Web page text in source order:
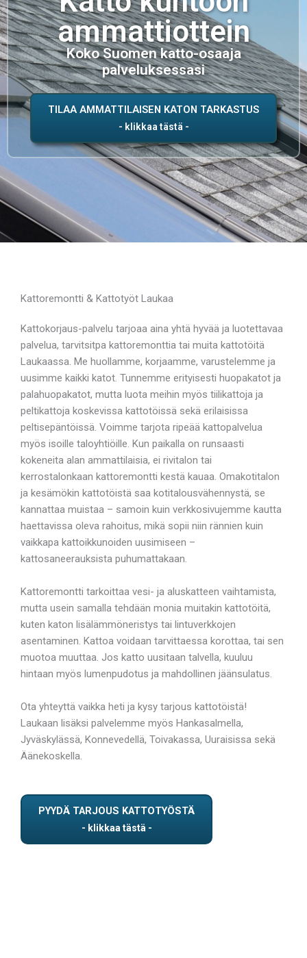
ammattiottein
Koko Suomen katto-osaaja
palveluksessasi
TILAA AMMATTILAISEN KATON TARKASTUS
Kattoremontti & Kattotyöt Laukaa
Kattokorjaus-palvelu tarjoaa aina yhtä hyvää ja luotettavaa
palvelua, tarvitsitpa kattoremonttia tai muita kattotöitä
Laukaassa. Me huollamme, korjaamme, varustelemme ja
uusimme kaikki katot. Tunnemme erityisesti huopakatot ja
palahuopakatot, mutta luota meihin myös tiilikattoja ja
peltikattoja koskevissa kattotöissä sekä erilaisissa
peltisepäntöissä. Voimme tarjota ripeää kattopalvelua
myös isoille taloyhtiöille. Kun paikalla on runsaasti
kokeneita alan ammattilaisia, ei rivitalon tai
kerrostalonkaan kattoremontti kestä kauaa. Omakotitalon
ja kesämökin kattotöistä saa kotitalousvähennystä, se
kannattaa muistaa – samoin kuin verkkosivujemme kautta
haettavissa oleva rahoitus, mikä sopii niin rännien kuin
vaikkapa kattoikkunoiden uusimiseen –
kattosaneerauksista puhumattakaan.
Kattoremontti tarkoittaa vesi- ja aluskatteen vaihtamista,
mutta usein samalla tehdään monia muitakin kattotöitä,
kuten katon lisälämmöneristys tai lintuverkkojen
asentaminen. Kattoa voidaan tarvittaessa korottaa, tai sen
muotoa muuttaa. Jos katto uusitaan talvella, kuuluu
hintaan myös lumenpudotus ja mahdollinen jäänsulatus.
Ota yhteyttä vaikka heti ja kysy tarjous kattotöistä!
Laukaan lisäksi palvelemme myös Hankasalmella,
Jyväskylässä, Konnevedellä, Toivakassa, Uuraisissa sekä
Äänekoskella.
PYYDÄ TARJOUS KATTOTYÖSTÄ